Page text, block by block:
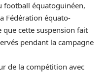
football équatoguinéen,
Fédération équato-
cette suspension fait
pendant la campagne
de la compétition avec